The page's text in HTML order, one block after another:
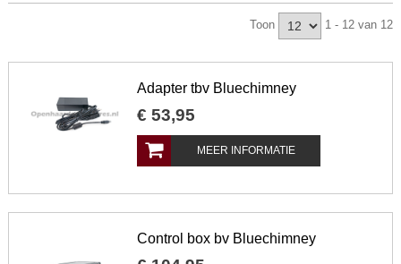
Toon 1 - 12 van 12
Adapter tbv Bluechimney
€ 53,95
MEER INFORMATIE
Control box bv Bluechimney